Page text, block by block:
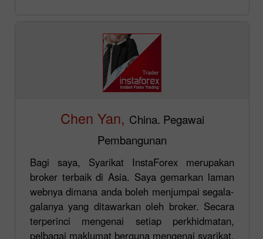
Chen Yan, China. Pegawai
Pembangunan
Bagi saya, Syarikat InstaForex merupakan
broker terbaik di Asia. Saya gemarkan laman
webnya dimana anda boleh menjumpai segala-
galanya yang ditawarkan oleh broker. Secara
terperinci mengenai setiap perkhidmatan,
pelbagai maklumat berguna mengenai syarikat,